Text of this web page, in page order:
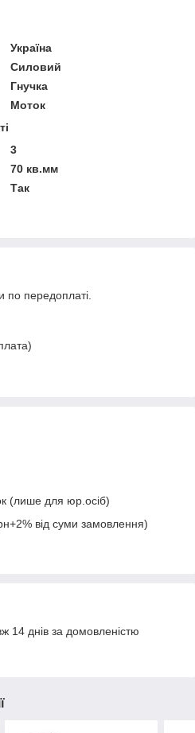
Україна
Силовий
Гнучка
Моток
3
70 кв.мм
Так
по передоплаті.
(лише для юр.осіб)
від суми замовлення)
14 днів за домовленістю